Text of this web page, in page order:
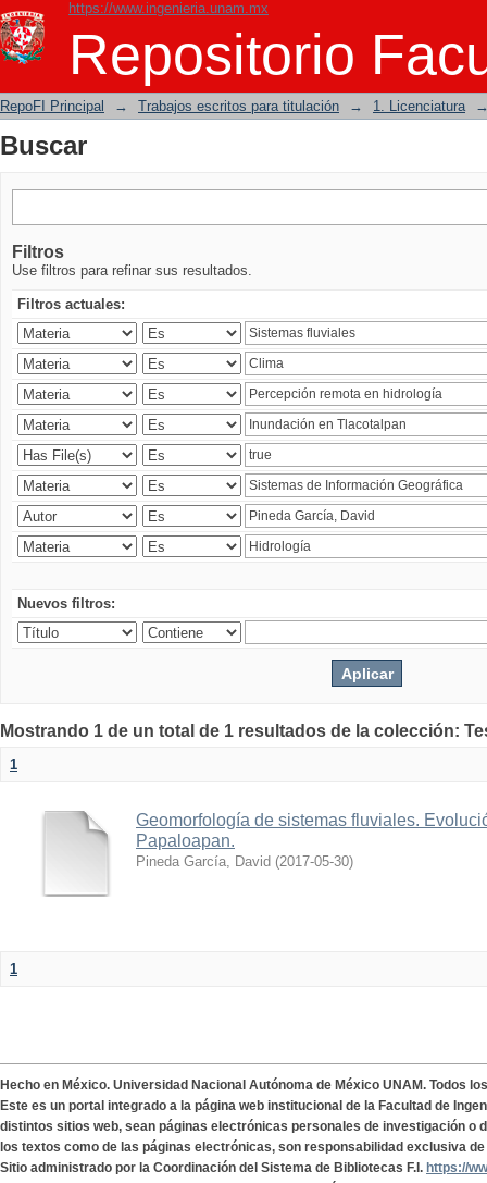
https://www.ingenieria.unam.mx
Repositorio
Buscar
RepoFI Principal → Trabajos escritos para titulación → 1. Licenciatura
Buscar
Filtros
Use filtros para refinar sus resultados.
Filtros actuales:
Nuevos filtros:
Mostrando 1 de un total de 1 resultados de la colección:
1
Geomorfología de sistemas fluviales.
Papaloapan.
Pineda García, David (2017-05-30)
1
Hecho en México. Universidad Nacional Autónoma de México UNAM. Todos
Este es un portal integrado a la página web institucional de la Facultad de
distintos sitios web, sean páginas electrónicas personales de investigación o
los textos como de las páginas electrónicas, son responsabilidad exclusiva
Sitio administrado por la Coordinación del Sistema de Bibliotecas F.I. https://